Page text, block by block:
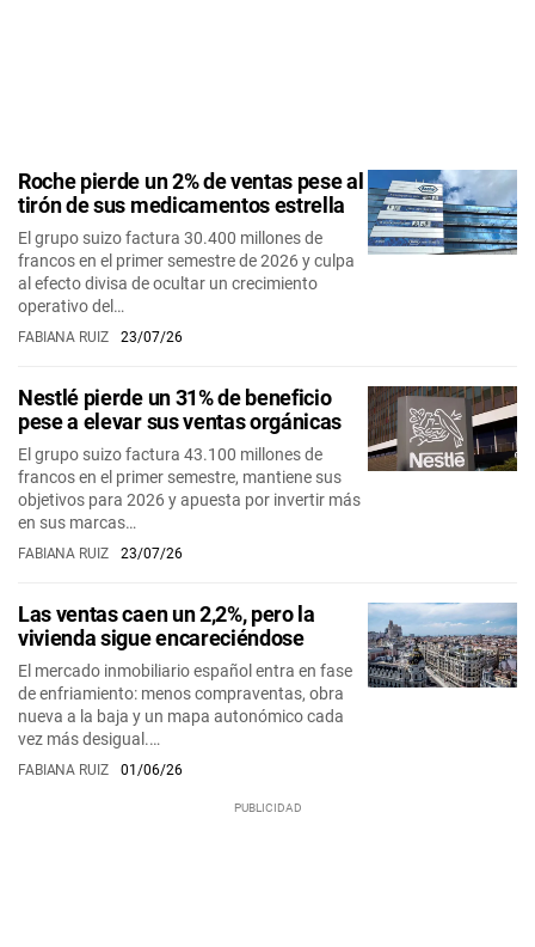
Roche pierde un 2% de ventas pese al
tirón de sus medicamentos estrella
El grupo suizo factura 30.400 millones de
francos en el primer semestre de 2026 y culpa
al efecto divisa de ocultar un crecimiento
operativo del…
FABIANA RUIZ 23/07/26
Nestlé pierde un 31% de beneficio
pese a elevar sus ventas orgánicas
El grupo suizo factura 43.100 millones de
francos en el primer semestre, mantiene sus
objetivos para 2026 y apuesta por invertir más
en sus marcas…
FABIANA RUIZ 23/07/26
Las ventas caen un 2,2%, pero la
vivienda sigue encareciéndose
El mercado inmobiliario español entra en fase
de enfriamiento: menos compraventas, obra
nueva a la baja y un mapa autonómico cada
vez más desigual.…
FABIANA RUIZ 01/06/26